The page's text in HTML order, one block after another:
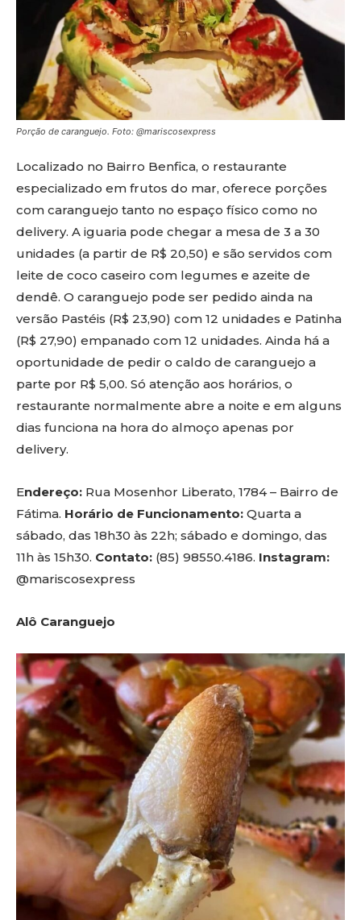
Porção de caranguejo. Foto: @mariscosexpress
Localizado no Bairro Benfica, o restaurante
especializado em frutos do mar, oferece porções
com caranguejo tanto no espaço físico como no
delivery. A iguaria pode chegar a mesa de 3 a 30
unidades (a partir de R$ 20,50) e são servidos com
leite de coco caseiro com legumes e azeite de
dendê. O caranguejo pode ser pedido ainda na
versão Pastéis (R$ 23,90) com 12 unidades e Patinha
(R$ 27,90) empanado com 12 unidades. Ainda há a
oportunidade de pedir o caldo de caranguejo a
parte por R$ 5,00. Só atenção aos horários, o
restaurante normalmente abre a noite e em alguns
dias funciona na hora do almoço apenas por
delivery.
Endereço: Rua Mosenhor Liberato, 1784 – Bairro de
Fátima. Horário de Funcionamento: Quarta a
sábado, das 18h30 às 22h; sábado e domingo, das
11h às 15h30. Contato: (85) 98550.4186. Instagram:
@mariscosexpress
Alô Caranguejo